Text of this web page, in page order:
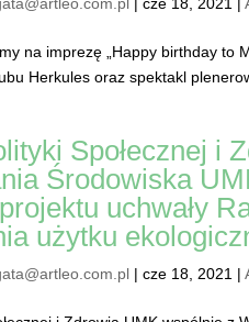
| cze 18, 2021 |
na imprezę „Happy birthday to
Herkules oraz spektakl
Społecznej i
Środowiska
uchwały
użytku
| cze 18, 2021 |